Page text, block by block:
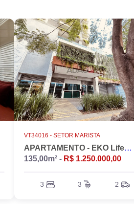
VT34016 - SETOR MARISTA
APARTAMENTO - EKO LifeStyle
135,00m² - R$ 1.250.000,00
3 3 2